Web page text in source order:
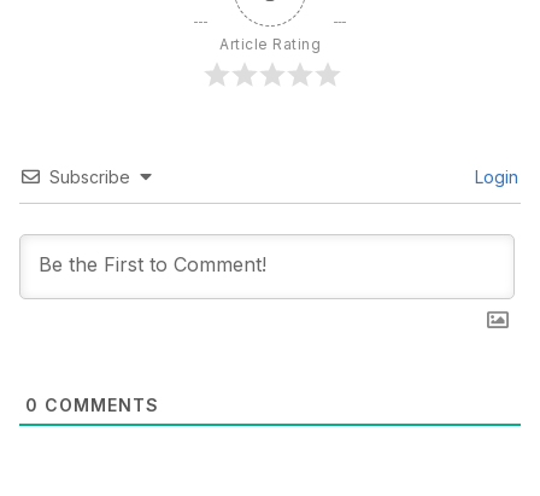
Article Rating
Subscribe Login
0 COMMENTS